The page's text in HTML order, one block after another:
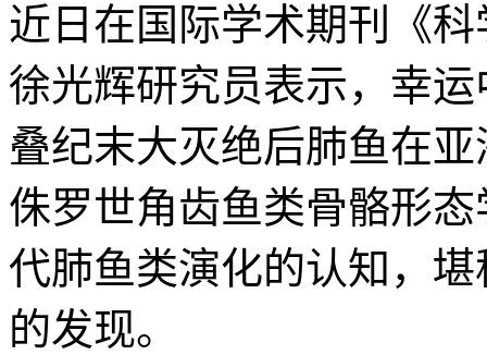
近日在国际学术期刊《
徐光辉研究员表示，幸
叠纪末大灭绝后肺鱼在
侏罗世角齿鱼类骨骼形
代肺鱼类演化的认知，
的发现。